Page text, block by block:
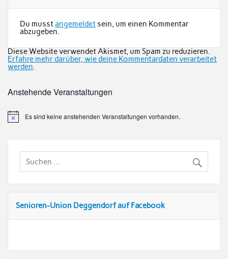
Du musstangemeldetsein, um einen Kommentar
abzugeben.
Diese Website verwendet Akismet, um Spam zu reduzieren.
Erfahre mehr darüber, wie deine Kommentardaten verarbeitet
werden.
Anstehende Veranstaltungen
Es sind keine anstehenden Veranstaltungen vorhanden.
Senioren-Union Deggendorf auf Facebook